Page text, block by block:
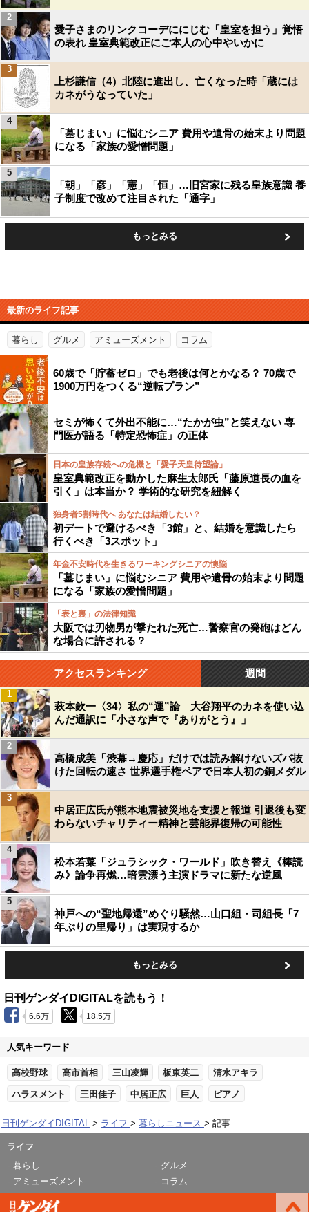
愛子さまのリンクコーデににじむ「皇室を担う」覚悟
の表れ 皇室典範改正にご本人の心中やいかに
2
上杉謙信（4）北陸に進出し、亡くなった時「蔵には
カネがうなっていた」
3
「墓じまい」に悩むシニア 費用や遺骨の始末より問題
になる「家族の愛憎問題」
4
「朝」「彦」「憲」「恒」…旧宮家に残る皇族意識 養
子制度で改めて注目された「通字」
5
もっとみる
最新のライフ記事
暮らし グルメ アミューズメント コラム
60歳で「貯蓄ゼロ」でも老後は何とかなる？ 70歳で
1900万円をつくる“逆転プラン”
セミが怖くて外出不能に…“たかが虫”と笑えない 専
門医が語る「特定恐怖症」の正体
日本の皇族存続への危機と「愛子天皇待望論」
皇室典範改正を動かした麻生太郎氏「藤原道長の血を
引く」は本当か？ 学術的な研究を紐解く
独身者5割時代へ あなたは結婚したい？
初デートで避けるべき「3館」と、結婚を意識したら
行くべき「3スポット」
年金不安時代を生きるワーキングシニアの懊悩
「墓じまい」に悩むシニア 費用や遺骨の始末より問題
になる「家族の愛憎問題」
「表と裏」の法律知識
大阪では刃物男が撃たれた死亡…警察官の発砲はどん
な場合に許される？
アクセスランキング 週間
萩本欽一〈34〉私の“運”論 大谷翔平のカネを使い込
んだ通訳に「小さな声で『ありがとう』」
1
高橋成美「渋幕→慶応」だけでは読み解けないズバ抜
けた回転の速さ 世界選手権ペアで日本人初の銅メダル
2
中居正広氏が熊本地震被災地を支援と報道 引退後も変
わらないチャリティー精神と芸能界復帰の可能性
3
松本若菜「ジュラシック・ワールド」吹き替え《棒読
み》論争再燃…暗雲漂う主演ドラマに新たな逆風
4
神戸への“聖地帰還”めぐり騒然…山口組・司組長「7
年ぶりの里帰り」は実現するか
5
もっとみる
日刊ゲンダイDIGITALを読もう！
6.6万 18.5万
人気キーワード
高校野球 高市首相 三山凌輝 板東英二 清水アキラ
ハラスメント 三田佳子 中居正広 巨人 ピアノ
日刊ゲンダイDIGITAL ライフ 暮らしニュース 記事
ライフ
暮らし
グルメ
アミューズメント
コラム